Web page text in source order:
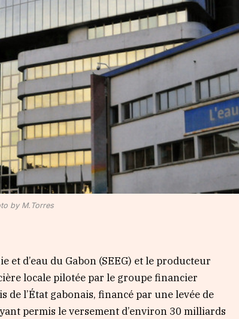
by M.Torres
et d’eau du Gabon (SEEG) et le producteur
locale pilotée par le groupe financier
l’État gabonais, financé par une levée de
permis le versement d’environ 30 milliards